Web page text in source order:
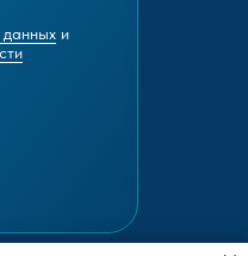
данных и